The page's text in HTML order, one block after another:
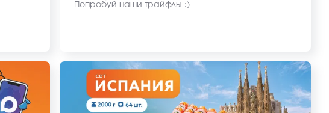
Попробуй наши трайфлы :)